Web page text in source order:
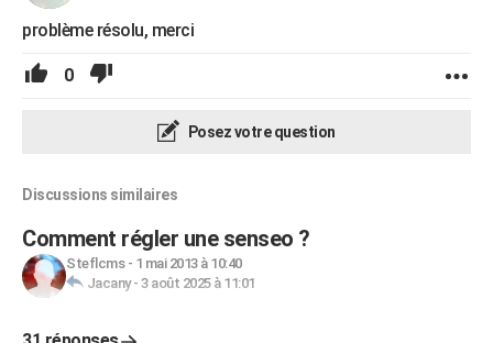
problème résolu, merci
0
Posez votre question
Discussions similaires
Comment régler une senseo ?
Steflcms- 1 mai 2013 à 10:40
Jacany- 3 août 2025 à 11:01